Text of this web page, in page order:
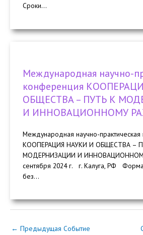
Сроки...
Международная научно-
конференция
ОБЩЕСТВА – ПУТЬ К
И ИННОВАЦИОННОМУ
Международная научно-
КООПЕРАЦИЯ НАУКИ И ОБЩЕСТВА –
МОДЕРНИЗАЦИИ И
сентября 2024 г. г. Калуга, РФ Форма
без...
← Предыдущая Событие